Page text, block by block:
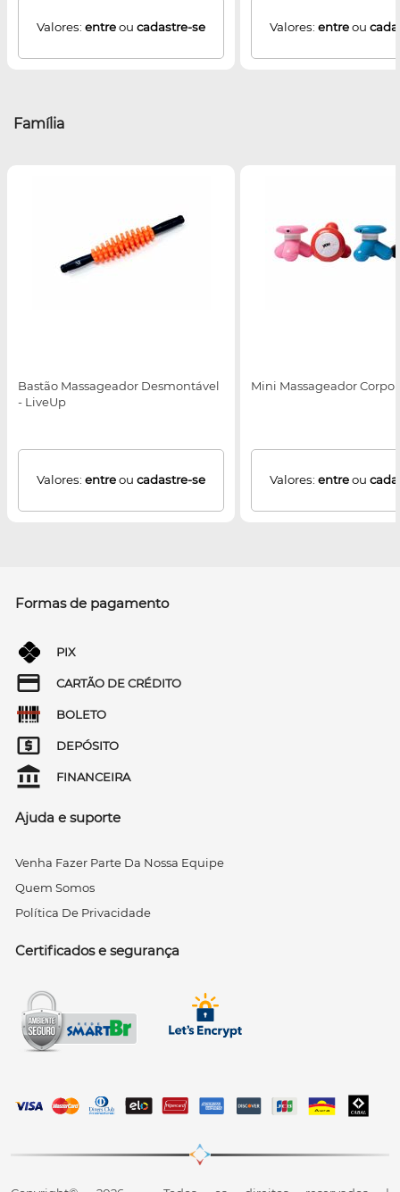
Valores: entreou cadastre-se Valores: entreou
Família
Bastão Massageador Desmontável
- LiveUp
Valores: entreou cadastre-se
Mini Massageador
Valores: entreou
Formas de pagamento
PIX
CARTÃO DE CRÉDITO
BOLETO
DEPÓSITO
FINANCEIRA
Ajuda e suporte
Venha Fazer Parte Da Nossa Equipe
Quem Somos
Política De Privacidade
Certificados e segurança